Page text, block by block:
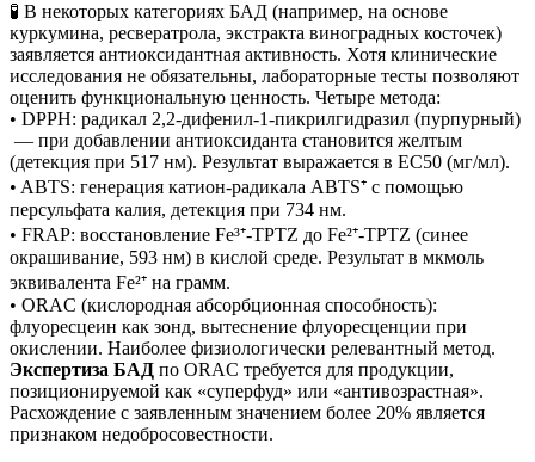
🧪 В некоторых категориях БАД (например, на основе
куркумина, ресвератрола, экстракта виноградных косточек)
заявляется антиоксидантная активность. Хотя клинические
исследования не обязательны, лабораторные тесты позволяют
оценить функциональную ценность. Четыре метода:
• DPPH: радикал 2,2-дифенил-1-пикрилгидразил (пурпурный)
— при добавлении антиоксиданта становится желтым
(детекция при 517 нм). Результат выражается в EC50 (мг/мл).
• ABTS: генерация катион-радикала ABTS⁺ с помощью
персульфата калия, детекция при 734 нм.
• FRAP: восстановление Fe³⁺-TPTZ до Fe²⁺-TPTZ (синее
окрашивание, 593 нм) в кислой среде. Результат в мкмоль
эквивалента Fe²⁺ на грамм.
• ORAC (кислородная абсорбционная способность):
флуоресцеин как зонд, вытеснение флуоресценции при
окислении. Наиболее физиологически релевантный метод.
Экспертиза БАД по ORAC требуется для продукции,
позиционируемой как «суперфуд» или «антивозрастная».
Расхождение с заявленным значением более 20% является
признаком недобросовестности.